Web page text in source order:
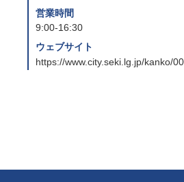
営業時間
9:00-16:30
ウェブサイト
https://www.city.seki.lg.jp/kanko/